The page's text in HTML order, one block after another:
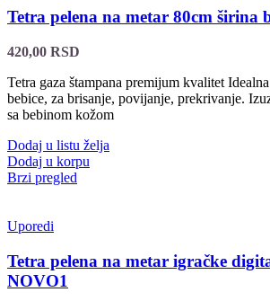
Tetra pelena na metar 80cm širina
420,00 RSD
Tetra gaza štampana premijum kvalitet
bebice, za brisanje, povijanje, prekrivanje.
sa bebinom kožom
Dodaj u listu želja
Dodaj u korpu
Brzi pregled
Uporedi
Tetra pelena na metar igračke
NOVO1